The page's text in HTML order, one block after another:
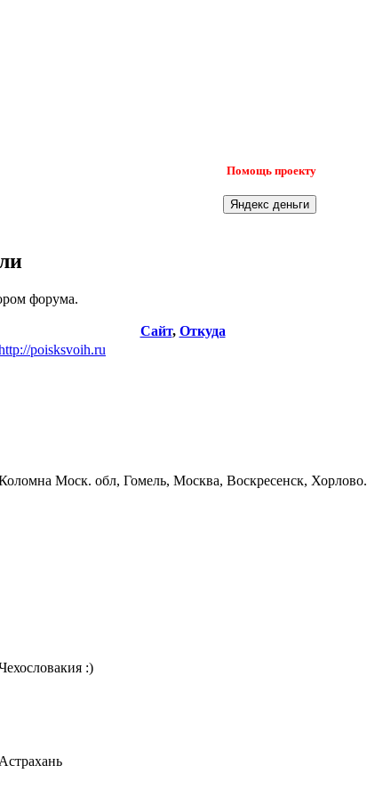
Помощь проекту
форума.
Сайт, Откуда
poisksvoih.ru
Моск. обл, Гомель, Москва, Воскресенск, Хорлово.
:)
Астрахань